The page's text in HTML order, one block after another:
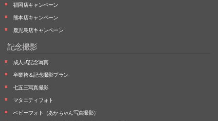
福岡店キャンペーン
熊本店キャンペーン
鹿児島店キャンペーン
記念撮影
成人式記念写真
卒業袴＆記念撮影プラン
七五三写真撮影
マタニティフォト
ベビーフォト （あかちゃん写真撮影）